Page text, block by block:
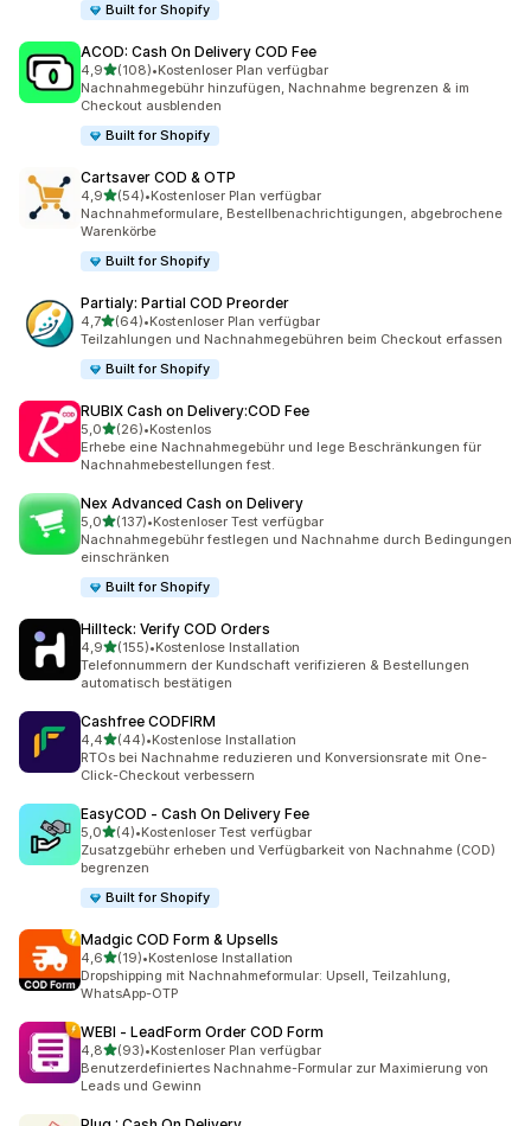
Built for Shopify
ACOD: Cash On Delivery COD Fee
4,9von 5 Sternen
(108)
108 Rezensionen insgesamt
•Kostenloser Plan verfügbar
Nachnahmegebühr hinzufügen, Nachnahme begrenzen & im
Checkout ausblenden
Built for Shopify
Cartsaver COD & OTP
4,9von 5 Sternen
(54)
54 Rezensionen insgesamt
•Kostenloser Plan verfügbar
Nachnahmeformulare, Bestellbenachrichtigungen, abgebrochene
Warenkörbe
Built for Shopify
Partialy: Partial COD Preorder
4,7von 5 Sternen
(64)
64 Rezensionen insgesamt
•Kostenloser Plan verfügbar
Teilzahlungen und Nachnahmegebühren beim Checkout erfassen
Built for Shopify
RUBIX Cash on Delivery:COD Fee
5,0von 5 Sternen
(26)
26 Rezensionen insgesamt
•Kostenlos
Erhebe eine Nachnahmegebühr und lege Beschränkungen für
Nachnahmebestellungen fest.
Nex Advanced Cash on Delivery
5,0von 5 Sternen
(137)
137 Rezensionen insgesamt
•Kostenloser Test verfügbar
Nachnahmegebühr festlegen und Nachnahme durch Bedingungen
einschränken
Built for Shopify
Hillteck: Verify COD Orders
4,9von 5 Sternen
(155)
155 Rezensionen insgesamt
•Kostenlose Installation
Telefonnummern der Kundschaft verifizieren & Bestellungen
automatisch bestätigen
Cashfree CODFIRM
4,4von 5 Sternen
(44)
44 Rezensionen insgesamt
•Kostenlose Installation
RTOs bei Nachnahme reduzieren und Konversionsrate mit One-
Click-Checkout verbessern
EasyCOD ‑ Cash On Delivery Fee
5,0von 5 Sternen
(4)
4 Rezensionen insgesamt
•Kostenloser Test verfügbar
Zusatzgebühr erheben und Verfügbarkeit von Nachnahme (COD)
begrenzen
Built for Shopify
Madgic COD Form & Upsells
4,6von 5 Sternen
(19)
19 Rezensionen insgesamt
•Kostenlose Installation
Dropshipping mit Nachnahmeformular: Upsell, Teilzahlung,
WhatsApp-OTP
WEBI ‑ LeadForm Order COD Form
4,8von 5 Sternen
(93)
93 Rezensionen insgesamt
•Kostenloser Plan verfügbar
Benutzerdefiniertes Nachnahme-Formular zur Maximierung von
Leads und Gewinn